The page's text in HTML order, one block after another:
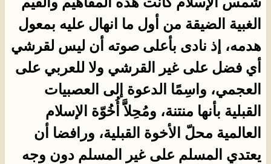
الغبية الضيقة من أول ما انهال عليه بمعول
هدمه، إذ نادى بأعلى صوته أن ليس لقرشي
أي فضل على غير القرشي ولا للعربي على
العجمي، واسِمًا الدعوة إلى العصبيات
القبلية بأنها منتنة، ومُحِلاََّ أُخُوّة الإسلام
العالمية محلّ الأخوة القبلية، ورافضا أن
يعتدي المسلم على غير المسلم دون وجه